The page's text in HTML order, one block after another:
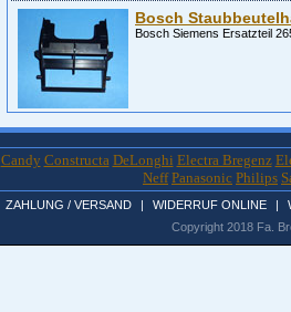
Bosch
Bosch Siemens Ersatzteil
Candy Constructa DeLonghi Electra Bregenz
Neff Panasonic Philips
ZAHLUNG / VERSAND | WIDERRUF ONLINE |
Copyright 2018 Fa.